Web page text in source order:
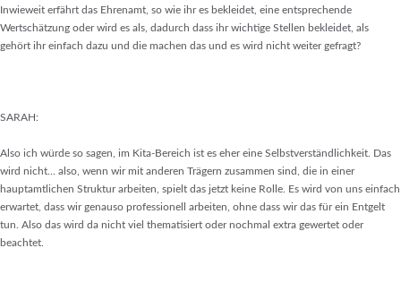
Inwieweit erfährt das Ehrenamt, so wie ihr es bekleidet, eine entsprechende
Wertschätzung oder wird es als, dadurch dass ihr wichtige Stellen bekleidet, als
gehört ihr einfach dazu und die machen das und es wird nicht weiter gefragt?
SARAH:
Also ich würde so sagen, im Kita-Bereich ist es eher eine Selbstverständlichkeit. Das
wird nicht… also, wenn wir mit anderen Trägern zusammen sind, die in einer
hauptamtlichen Struktur arbeiten, spielt das jetzt keine Rolle. Es wird von uns einfach
erwartet, dass wir genauso professionell arbeiten, ohne dass wir das für ein Entgelt
tun. Also das wird da nicht viel thematisiert oder nochmal extra gewertet oder
beachtet.